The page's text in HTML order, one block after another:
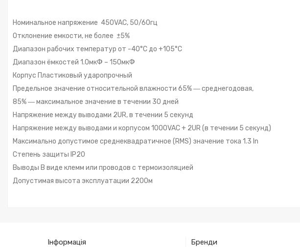
Номинальное напряжение 450VAC, 50/60гц
Отклонение емкости, не более ±5%
Диапазон рабочих температур от -40°С до +105°С
Диапазон ёмкостей 1.0мкФ – 150мкФ
Корпус Пластиковый ударопрочный
Предельное значение относительной влажности 65% ― среднегодовая,
85% ― максимальное значение в течении 30 дней
Напряжение между выводами 2UR, в течении 5 секунд
Напряжение между выводами и корпусом 1000VAC + 2UR (в течении 5 секунд)
Максимально допустимое среднеквадратичное (RMS) значение тока 1.3 In
Степень защиты IP20
Выводы В виде клемм или проводов с термоизоляцией
Допустимая высота эксплуатации 2200м
Інформація Бренди